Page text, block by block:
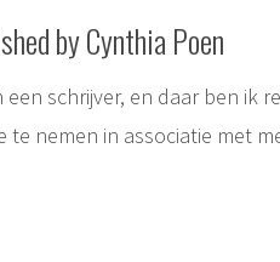
by Cynthia Poen
een schrijver, en daar ben ik
te nemen in associatie met